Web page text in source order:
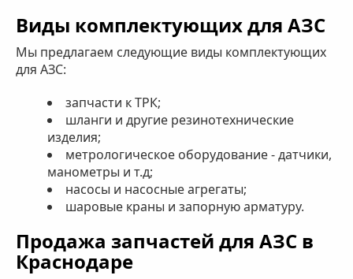
Виды комплектующих для АЗС
Мы предлагаем следующие виды комплектующих
для АЗС:
запчасти к ТРК;
шланги и другие резинотехнические
изделия;
метрологическое оборудование - датчики,
манометры и т.д;
насосы и насосные агрегаты;
шаровые краны и запорную арматуру.
Продажа запчастей для АЗС в
Краснодаре